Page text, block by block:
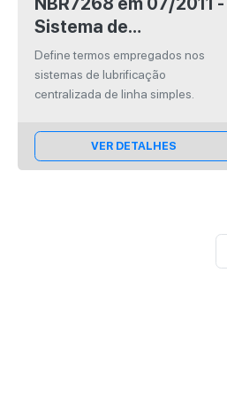
Sistema de
lubrificação
centralizada linha
simples
Define termos empregados nos
sistemas de lubrificação
centralizada de linha simples.
VER DETALHES